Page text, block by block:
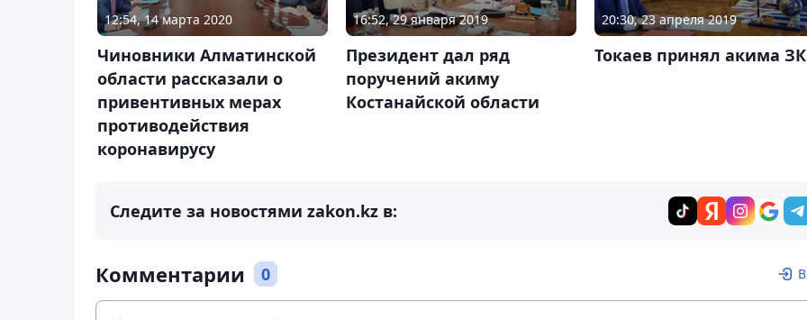
12:54, 14 марта 2020
Чиновники Алматинской
области рассказали о
привентивных мерах
противодействия
коронавирусу
16:52, 29 января 2019
Президент дал ряд
поручений акиму
Костанайской области
20:30, 23 апреля 2019
Токаев принял акима
Следите за новостями zakon.kz в:
Комментарии 0